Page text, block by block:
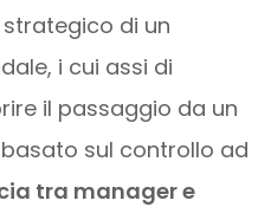
di un
i cui assi di
il passaggio da un
sul controllo ad
tra manager e